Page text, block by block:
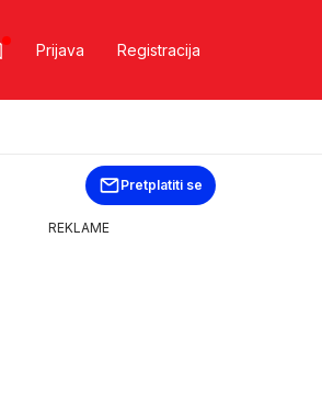
Prijava Registracija
Pretplatiti se
REKLAME